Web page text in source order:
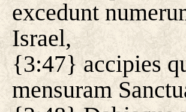
excedunt
Israel,
{3:47} accipies
mensuram